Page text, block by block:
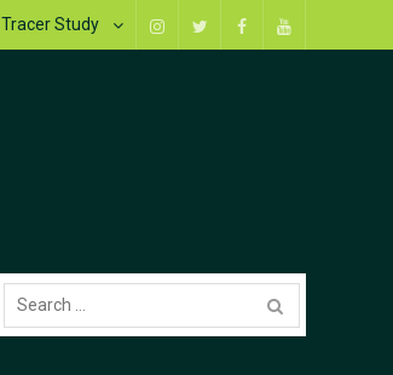
Instagram
TwitterFacebookYoutube
Tracer Study
Search
for: